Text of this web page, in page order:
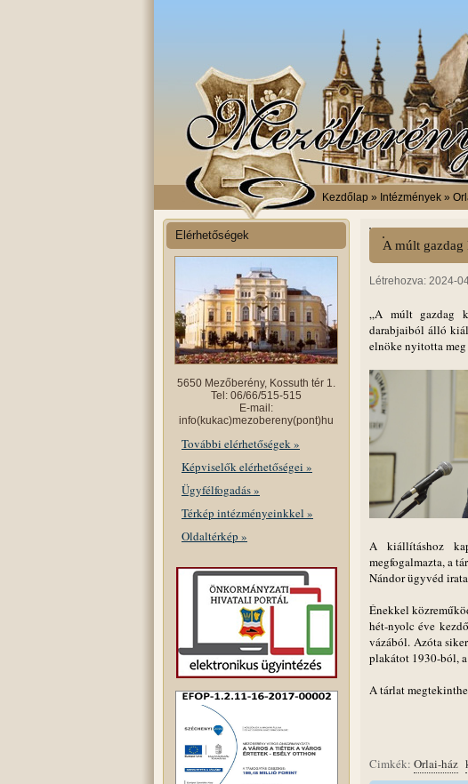
Kezdőlap » Intézmények »
Elérhetőségek
5650 Mezőberény, Kossuth tér 1.
Tel: 06/66/515-515
E-mail:
info(kukac)mezobereny(pont)hu
További elérhetőségek »
Képviselők elérhetőségei »
Ügyfélfogadás »
Térkép intézményeinkkel »
Oldaltérkép »
A múlt gazdag
Létrehozva: 2024-
„A múlt gazdag
darabjaiból álló
elnöke nyitotta
A kiállításhoz
megfogalmazta, a
Nándor ügyvéd
Énekkel
hét-nyolc éve
vázából. Azóta
plakátot 1930-ból,
A tárlat
Cimkék: Orlai-ház